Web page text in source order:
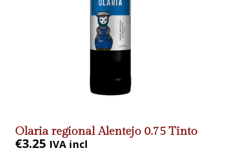
Olaria regional Alentejo 0.75 Tinto
€3.25 IVA incl